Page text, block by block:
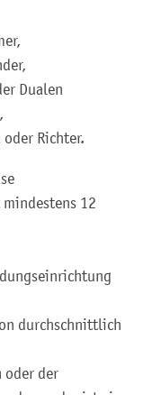
Dualen
Richter.
12
durchschnittlich
oder der